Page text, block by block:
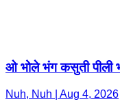
ओ भोले भंग कसुती पीली
Nuh, Nuh | Aug 4, 2026